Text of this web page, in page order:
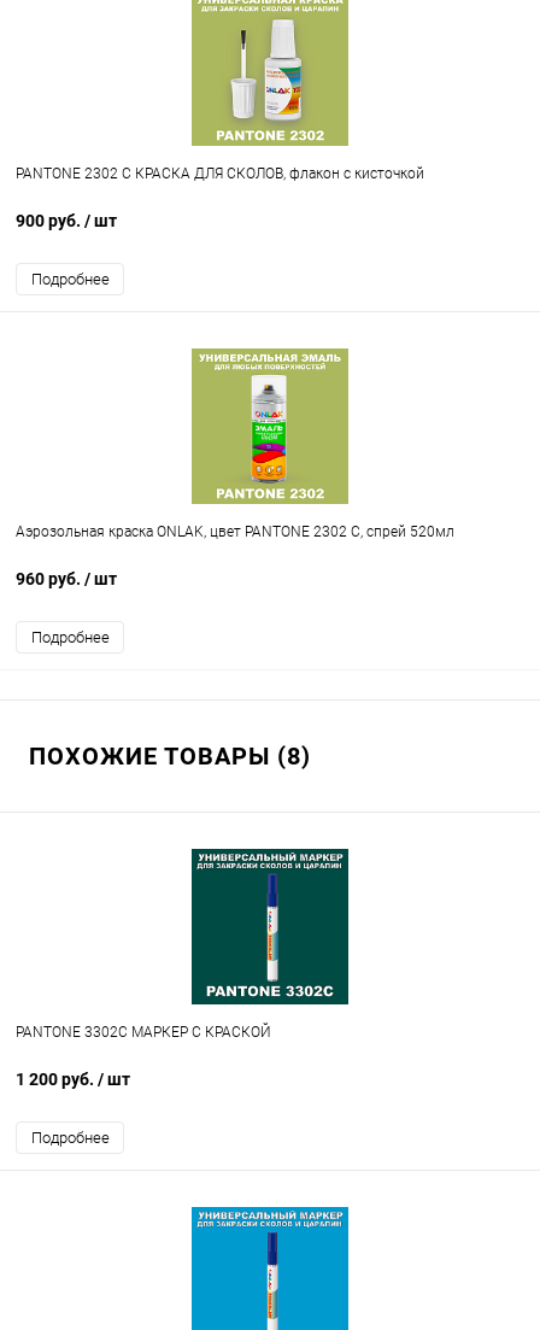
PANTONE 2302 C КРАСКА ДЛЯ СКОЛОВ, флакон с кисточкой
900 руб. / шт
Подробнее
Аэрозольная краска ONLAK, цвет PANTONE 2302 C, спрей 520мл
960 руб. / шт
Подробнее
ПОХОЖИЕ ТОВАРЫ (8)
PANTONE 3302C МАРКЕР С КРАСКОЙ
1 200 руб. / шт
Подробнее